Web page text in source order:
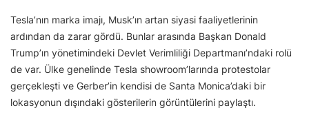
Tesla’nın marka imajı, Musk’ın artan siyasi faaliyetlerinin
ardından da zarar gördü. Bunlar arasında Başkan Donald
Trump’ın yönetimindeki Devlet Verimliliği Departmanı’ndaki rolü
de var. Ülke genelinde Tesla showroom’larında protestolar
gerçekleşti ve Gerber’in kendisi de Santa Monica’daki bir
lokasyonun dışındaki gösterilerin görüntülerini paylaştı.